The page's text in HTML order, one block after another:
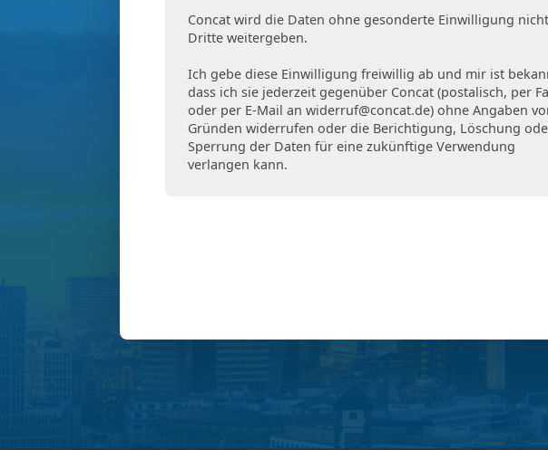
Concat wird die Daten ohne gesonderte Einwilligung
Dritte weitergeben.
Ich gebe diese Einwilligung freiwillig ab und mir ist
dass ich sie jederzeit gegenüber Concat (postalisch, per
oder per E-Mail an widerruf@concat.de) ohne Angaben
Gründen widerrufen oder die Berichtigung, Löschung
Sperrung der Daten für eine zukünftige Verwendung
verlangen kann.